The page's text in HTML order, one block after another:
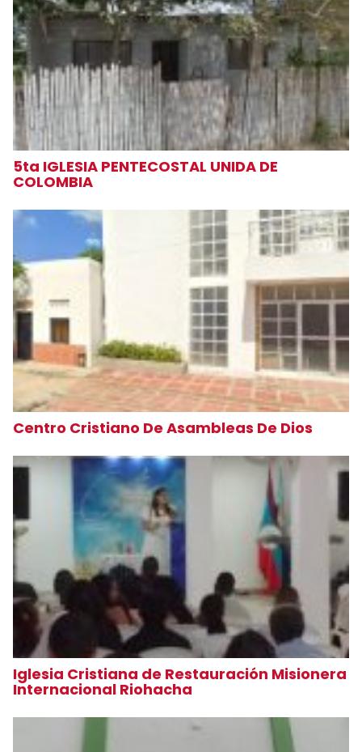
5ta IGLESIA PENTECOSTAL UNIDA DE
COLOMBIA
Centro Cristiano De Asambleas De Dios
Iglesia Cristiana de Restauración Misionera
Internacional Riohacha